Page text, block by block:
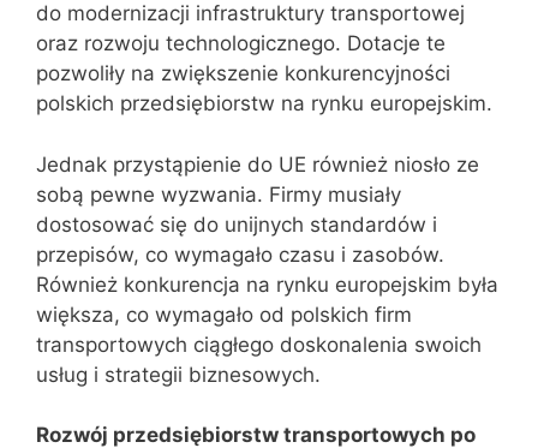
do modernizacji infrastruktury transportowej
oraz rozwoju technologicznego. Dotacje te
pozwoliły na zwiększenie konkurencyjności
polskich przedsiębiorstw na rynku europejskim.
Jednak przystąpienie do UE również niosło ze
sobą pewne wyzwania. Firmy musiały
dostosować się do unijnych standardów i
przepisów, co wymagało czasu i zasobów.
Również konkurencja na rynku europejskim była
większa, co wymagało od polskich firm
transportowych ciągłego doskonalenia swoich
usług i strategii biznesowych.
Rozwój przedsiębiorstw transportowych po